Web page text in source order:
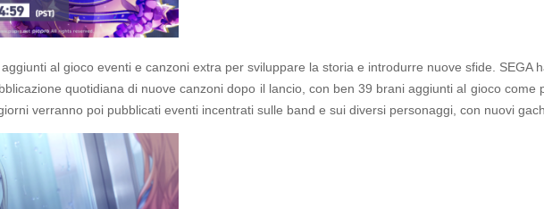
al gioco eventi e canzoni extra per sviluppare la storia e introdurre nuove sfide. SEGA
quotidiana di nuove canzoni dopo il lancio, con ben 39 brani aggiunti al gioco come
verranno poi pubblicati eventi incentrati sulle band e sui diversi personaggi, con nuovi